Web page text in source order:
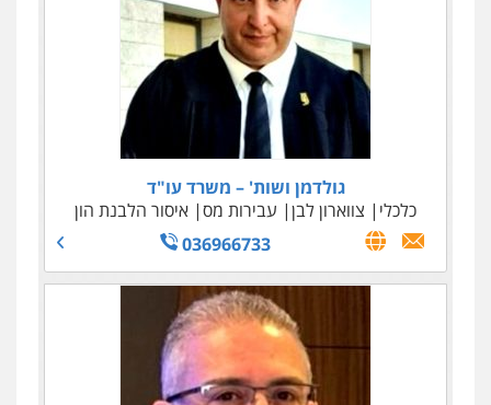
גולדמן ושות' – משרד עו"ד
כלכלי
צווארון לבן עבירות מס איסור הלבנת הון
036966733